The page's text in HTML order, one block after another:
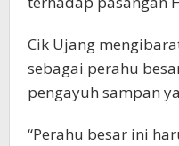
Cik Ujang
sebagai perahu
pengayuh sampan
“Perahu besar ini